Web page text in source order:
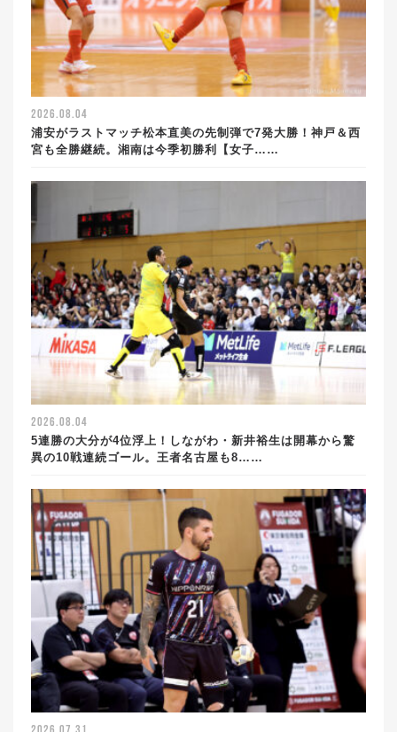
2026.08.04
浦安がラストマッチ松本直美の先制弾で7発大勝！神戸＆西
宮も全勝継続。湘南は今季初勝利【女子……
2026.08.04
5連勝の大分が4位浮上！しながわ・新井裕生は開幕から驚
異の10戦連続ゴール。王者名古屋も8……